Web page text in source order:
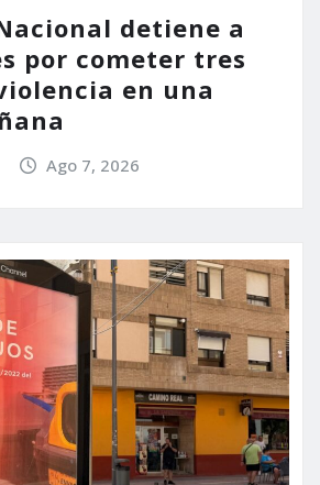
detiene a
por cometer tres
en una
Ago 7, 2026